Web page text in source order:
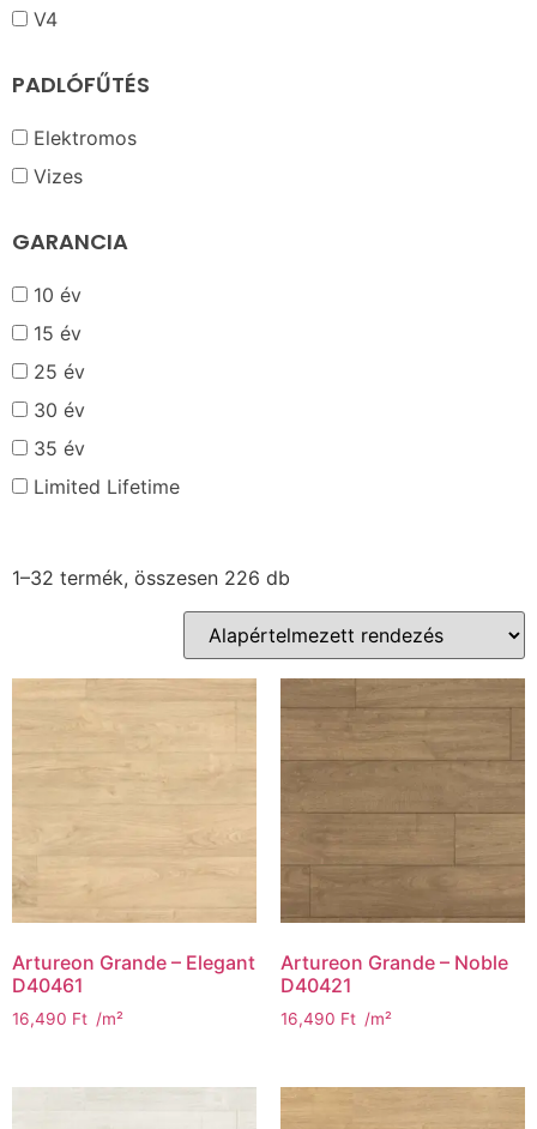
V4
PADLÓFŰTÉS
Elektromos
Vizes
GARANCIA
10 év
15 év
25 év
30 év
35 év
Limited Lifetime
1–32 termék, összesen 226 db
Artureon Grande – Elegant
D40461
16,490 Ft /m²
Artureon Grande – Noble
D40421
16,490 Ft /m²